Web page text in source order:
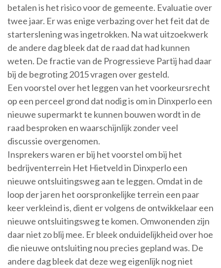
betalen is het risico voor de gemeente. Evaluatie over
twee jaar. Er was enige verbazing over het feit dat de
starterslening was ingetrokken. Na wat uitzoekwerk
de andere dag bleek dat de raad dat had kunnen
weten. De fractie van de Progressieve Partij had daar
bij de begroting 2015 vragen over gesteld.
Een voorstel over het leggen van het voorkeursrecht
op een perceel grond dat nodig is om in Dinxperlo een
nieuwe supermarkt te kunnen bouwen wordt in de
raad besproken en waarschijnlijk zonder veel
discussie overgenomen.
Insprekers waren er bij het voorstel om bij het
bedrijventerrein Het Hietveld in Dinxperlo een
nieuwe ontsluitingsweg aan te leggen. Omdat in de
loop der jaren het oorspronkelijke terrein een paar
keer verkleind is, dient er volgens de ontwikkelaar een
nieuwe ontsluitingsweg te komen. Omwonenden zijn
daar niet zo blij mee. Er bleek onduidelijkheid over hoe
die nieuwe ontsluiting nou precies gepland was. De
andere dag bleek dat deze weg eigenlijk nog niet